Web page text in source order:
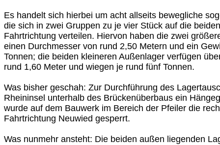
Es handelt sich hierbei um acht allseits bewegliche
die sich in zwei Gruppen zu je vier Stück auf die
Fahrtrichtung verteilen. Hiervon haben die zwei
einen Durchmesser von rund 2,50 Metern und ein
Tonnen; die beiden kleineren Außenlager verfügen
rund 1,60 Meter und wiegen je rund fünf Tonnen.
Was bisher geschah: Zur Durchführung des
Rheininsel unterhalb des Brückenüberbaus ein
wurde auf dem Bauwerk im Bereich der Pfeiler die
Fahrtrichtung Neuwied gesperrt.
Was nunmehr ansteht: Die beiden außen liegenden